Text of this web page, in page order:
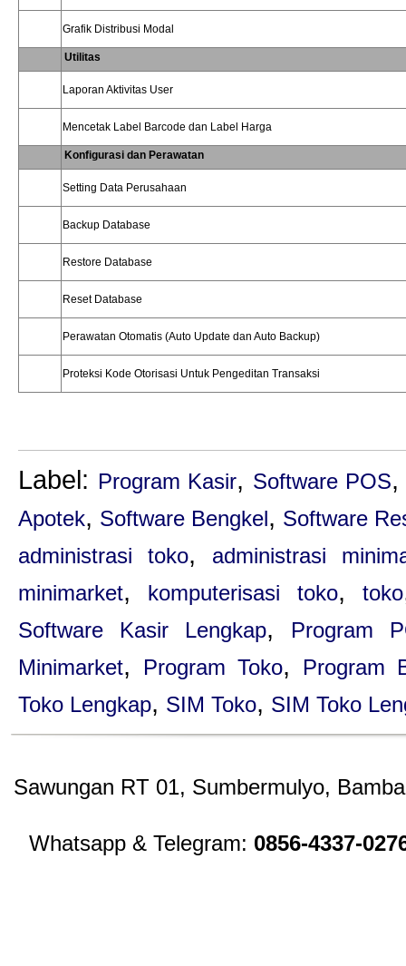
Grafik Distribusi Modal
Utilitas
Laporan Aktivitas User
Mencetak Label Barcode dan Label Harga
Konfigurasi dan Perawatan
Setting Data Perusahaan
Backup Database
Restore Database
Reset Database
Perawatan Otomatis (Auto Update dan Auto Backup)
Proteksi Kode Otorisasi Untuk Pengeditan Transaksi
Label: Program Kasir, Software POS
Apotek, Software Bengkel, Software
administrasi toko,
administrasi
minimarket, komputerisasi toko, toko
Software Kasir Lengkap,
Program
Minimarket, Program Toko,
Program
Toko Lengkap, SIM Toko, SIM Toko
Sawungan RT 01, Sumbermulyo,
Whatsapp & Telegram: 0856-4337-